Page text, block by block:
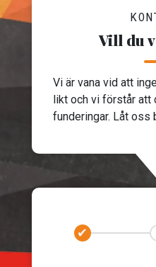
Vill du
Vi är vana vid att
likt och vi förstår att
funderingar. Låt oss